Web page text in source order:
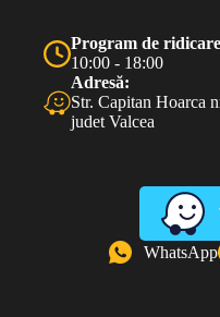
Program de
10:00 - 18:00
Adresă:
Str. Capitan Hoarca
judet Valcea
WhatsApp